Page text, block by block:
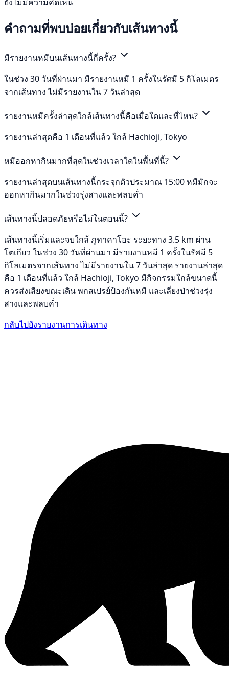
คำถามที่พบบ่อยเกี่ยวกับเส้นทางนี้
มีรายงานหมีบนเส้นทางนี้กี่ครั้ง?
ในช่วง 30 วันที่ผ่านมา มีรายงานหมี 1 ครั้งในรัศมี 5 กิโลเมตร
จากเส้นทาง ไม่มีรายงานใน 7 วันล่าสุด
รายงานหมีครั้งล่าสุดใกล้เส้นทางนี้คือเมื่อใดและที่ไหน?
รายงานล่าสุดคือ 1 เดือนที่แล้ว ใกล้ Hachioji, Tokyo
หมีออกหากินมากที่สุดในช่วงเวลาใดในพื้นที่นี้?
รายงานล่าสุดบนเส้นทางนี้กระจุกตัวประมาณ 15:00 หมีมักจะ
ออกหากินมากในช่วงรุ่งสางและพลบค่ำ
เส้นทางนี้ปลอดภัยหรือไม่ในตอนนี้?
เส้นทางนี้เริ่มและจบใกล้ ภูทาคาโอะ ระยะทาง 3.5 km ผ่าน
โตเกียว ในช่วง 30 วันที่ผ่านมา มีรายงานหมี 1 ครั้งในรัศมี 5
กิโลเมตรจากเส้นทาง ไม่มีรายงานใน 7 วันล่าสุด รายงานล่าสุด
คือ 1 เดือนที่แล้ว ใกล้ Hachioji, Tokyo มีกิจกรรมใกล้ขนาดนี้
ควรส่งเสียงขณะเดิน พกสเปรย์ป้องกันหมี และเลี่ยงป่าช่วงรุ่ง
สางและพลบค่ำ
กลับไปยังรายงานการเดินทาง